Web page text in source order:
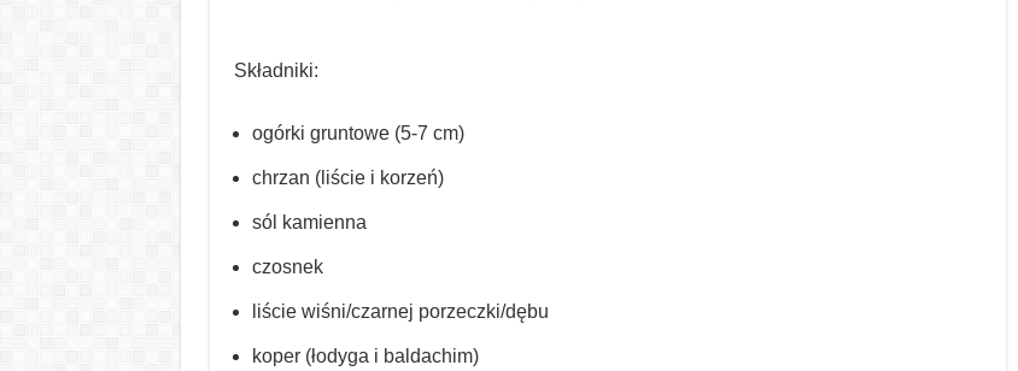
Składniki:
ogórki gruntowe (5-7 cm)
chrzan (liście i korzeń)
sól kamienna
czosnek
liście wiśni/czarnej porzeczki/dębu
koper (łodyga i baldachim)